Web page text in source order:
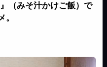
（みそ汁かけご飯）で
。